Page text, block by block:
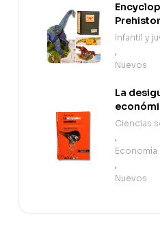
Up (en
Infantil y
,
Nuevos
La
Ciencias
,
Economía
,
Nuevos